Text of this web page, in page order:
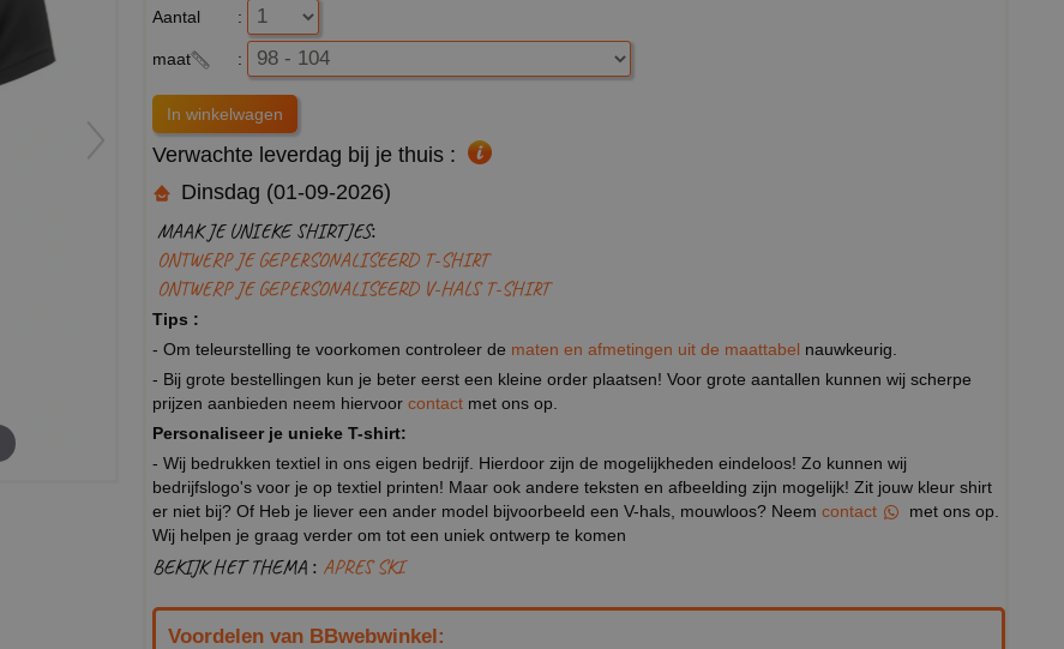
Aantal :
maat :
Verwachte leverdag bij je thuis :
Dinsdag (01-09-2026)
MAAK JE UNIEKE SHIRTJES:
ONTWERP JE GEPERSONALISEERD T-SHIRT
ONTWERP JE GEPERSONALISEERD V-HALS T-SHIRT
Tips :
- Om teleurstelling te voorkomen controleer de maten en afmetingen uit de maattabel nauwkeurig.
- Bij grote bestellingen kun je beter eerst een kleine order plaatsen! Voor grote aantallen kunnen wij scherpe
prijzen aanbieden neem hiervoor contact met ons op.
Personaliseer je unieke T-shirt:
- Wij bedrukken textiel in ons eigen bedrijf. Hierdoor zijn de mogelijkheden eindeloos! Zo kunnen wij
bedrijfslogo's voor je op textiel printen! Maar ook andere teksten en afbeelding zijn mogelijk! Zit jouw kleur shirt
er niet bij? Of Heb je liever een ander model bijvoorbeeld een V-hals, mouwloos? Neem contact
met ons op.
Wij helpen je graag verder om tot een uniek ontwerp te komen
BEKIJK HET THEMA : APRES SKI
Voordelen van BBwebwinkel: